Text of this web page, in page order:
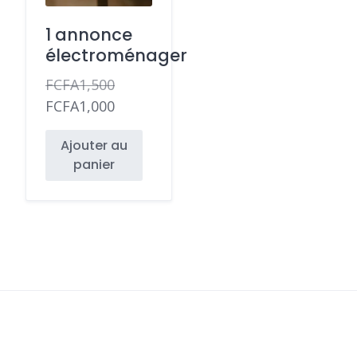
1 annonce
électroménager
FCFA1,500
Le
initial
était :
FCFA1,000
prix
actuel
Ajouter au
panier